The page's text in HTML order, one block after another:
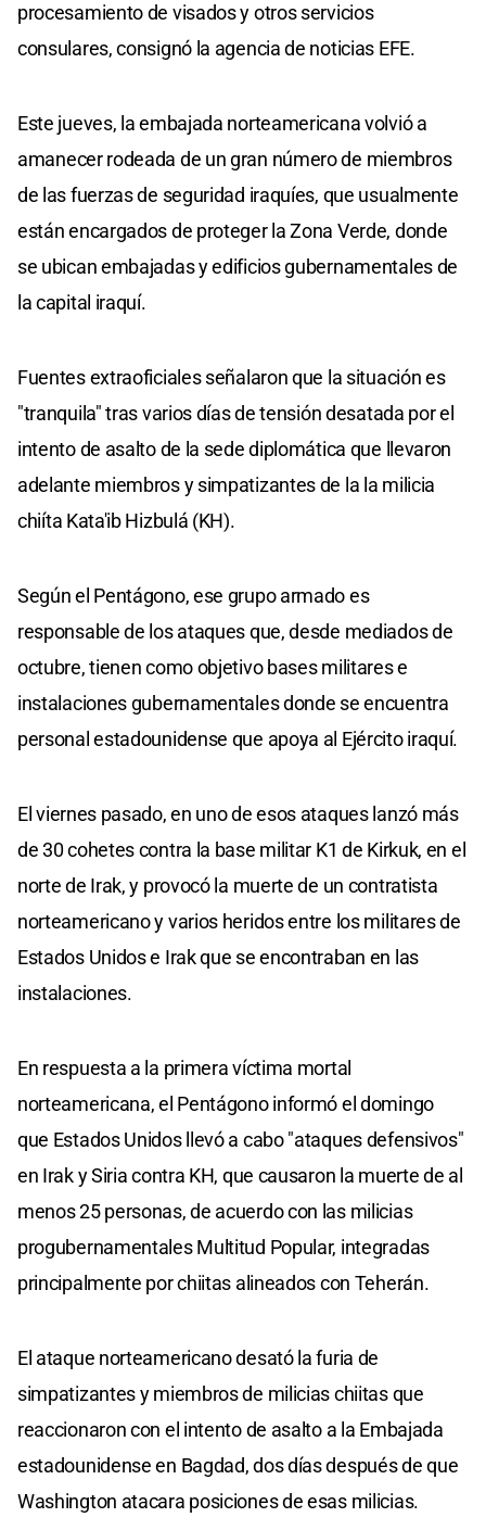
procesamiento de visados y otros servicios
consulares, consignó la agencia de noticias EFE.
Este jueves, la embajada norteamericana volvió a
amanecer rodeada de un gran número de miembros
de las fuerzas de seguridad iraquíes, que usualmente
están encargados de proteger la Zona Verde, donde
se ubican embajadas y edificios gubernamentales de
la capital iraquí.
Fuentes extraoficiales señalaron que la situación es
"tranquila" tras varios días de tensión desatada por el
intento de asalto de la sede diplomática que llevaron
adelante miembros y simpatizantes de la la milicia
chiíta Kata'ib Hizbulá (KH).
Según el Pentágono, ese grupo armado es
responsable de los ataques que, desde mediados de
octubre, tienen como objetivo bases militares e
instalaciones gubernamentales donde se encuentra
personal estadounidense que apoya al Ejército iraquí.
El viernes pasado, en uno de esos ataques lanzó más
de 30 cohetes contra la base militar K1 de Kirkuk, en el
norte de Irak, y provocó la muerte de un contratista
norteamericano y varios heridos entre los militares de
Estados Unidos e Irak que se encontraban en las
instalaciones.
En respuesta a la primera víctima mortal
norteamericana, el Pentágono informó el domingo
que Estados Unidos llevó a cabo "ataques defensivos"
en Irak y Siria contra KH, que causaron la muerte de al
menos 25 personas, de acuerdo con las milicias
progubernamentales Multitud Popular, integradas
principalmente por chiitas alineados con Teherán.
El ataque norteamericano desató la furia de
simpatizantes y miembros de milicias chiitas que
reaccionaron con el intento de asalto a la Embajada
estadounidense en Bagdad, dos días después de que
Washington atacara posiciones de esas milicias.